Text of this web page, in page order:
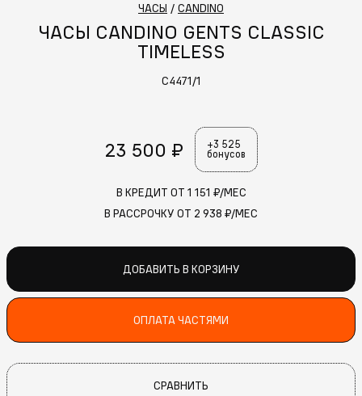
ЧАСЫ / CANDINO
ЧАСЫ CANDINO GENTS CLASSIC
TIMELESS
C4471/1
23 500 ₽
+3 525
бонусов
В КРЕДИТ ОТ 1 151 ₽/МЕС
В РАССРОЧКУ ОТ 2 938 ₽/МЕС
ДОБАВИТЬ В КОРЗИНУ
ОПЛАТА ЧАСТЯМИ
СРАВНИТЬ